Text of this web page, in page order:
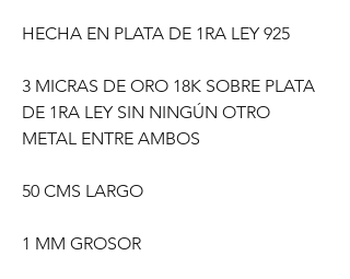
HECHA EN PLATA DE 1RA LEY 925
3 MICRAS DE ORO 18K SOBRE PLATA
DE 1RA LEY SIN NINGÚN OTRO
METAL ENTRE AMBOS
50 CMS LARGO
1 MM GROSOR